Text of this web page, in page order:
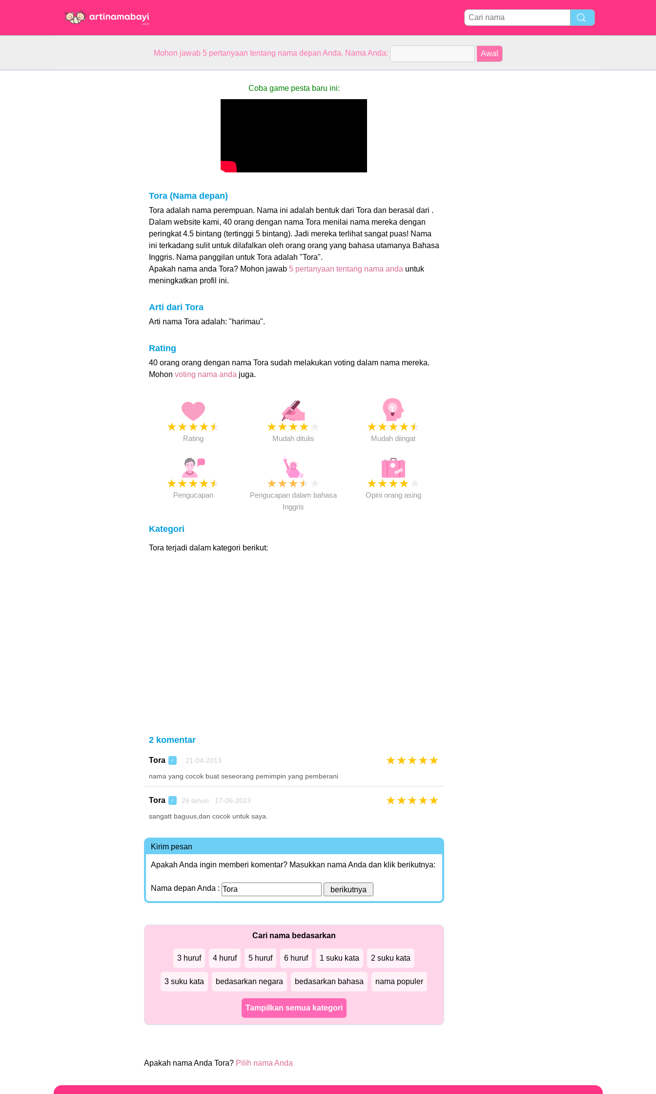
Mohon jawab 5 pertanyaan tentang nama depan Anda. Nama Anda:
Coba game pesta baru ini:
Tora (Nama depan)
Tora adalah nama perempuan. Nama ini adalah bentuk dari Tora dan berasal dari .
Dalam website kami, 40 orang dengan nama Tora menilai nama mereka dengan
peringkat 4.5 bintang (tertinggi 5 bintang). Jadi mereka terlihat sangat puas! Nama
ini terkadang sulit untuk dilafalkan oleh orang orang yang bahasa utamanya Bahasa
Inggris. Nama panggilan untuk Tora adalah "Tora".
Apakah nama anda Tora? Mohon jawab 5 pertanyaan tentang nama anda untuk
meningkatkan profil ini.
Arti dari Tora
Arti nama Tora adalah: "harimau".
Rating
40 orang orang dengan nama Tora sudah melakukan voting dalam nama mereka.
Mohon voting nama anda juga.
★★★★★
Rating
★★★★
Mudah ditulis
★★★★★
Mudah diingat
★★★★★
Pengucapan
★★★★
Pengucapan dalam bahasa
Inggris
★★★★
Opini orang asing
Kategori
Tora terjadi dalam kategori berikut:
2 komentar
Tora ♂ 21-04-2013 ★★★★★
nama yang cocok buat seseorang pemimpin yang pemberani
Tora ♂ 26 tahun 17-06-2013 ★★★★★
sangatt baguus,dan cocok untuk saya.
Kirim pesan
Apakah Anda ingin memberi komentar? Masukkan nama Anda dan klik berikutnya:
Nama depan Anda :
Cari nama bedasarkan
3 huruf 4 huruf 5 huruf 6 huruf 1 suku kata 2 suku kata
3 suku kata bedasarkan negara bedasarkan bahasa nama populer
Tampilkan semua kategori
Apakah nama Anda Tora? Pilih nama Anda